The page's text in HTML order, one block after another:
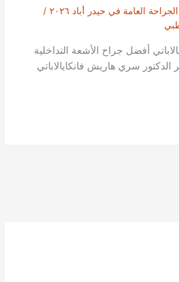
العامة في حيدر أباد ٢٠٢٦
/
أفضل جراح الأشعة التداخلية
الدكتور سري هاريش فانكايالاباتي